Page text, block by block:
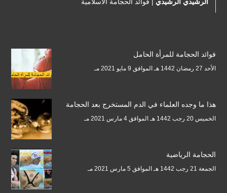
الرشيدي الرشيدي | فوائد الحجامة الاسلامية
فوائد الحجامة للمرأة الحامل
الأحد 27 رمضان 1442 هـ الموافق 9 مايو 2021 مـ
هذا ما وجده العلماء في الدم المستخرج بعد الحجامة
الخميس 20 رجب 1442 هـ الموافق 4 مارس 2021 مـ
الحجامة الرياضية
الجمعة 21 رجب 1442 هـ الموافق 5 مارس 2021 مـ